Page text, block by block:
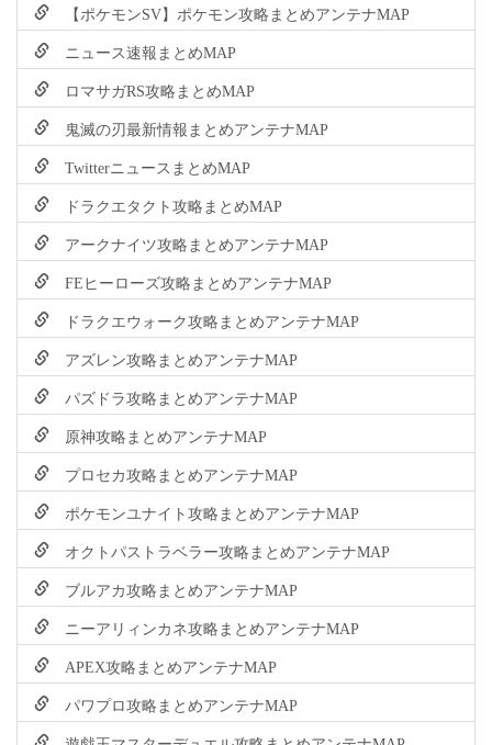
【ポケモンSV】ポケモン攻略まとめアンテナMAP
ニュース速報まとめMAP
ロマサガRS攻略まとめMAP
鬼滅の刃最新情報まとめアンテナMAP
TwitterニュースまとめMAP
ドラクエタクト攻略まとめMAP
アークナイツ攻略まとめアンテナMAP
FEヒーローズ攻略まとめアンテナMAP
ドラクエウォーク攻略まとめアンテナMAP
アズレン攻略まとめアンテナMAP
パズドラ攻略まとめアンテナMAP
原神攻略まとめアンテナMAP
プロセカ攻略まとめアンテナMAP
ポケモンユナイト攻略まとめアンテナMAP
オクトパストラベラー攻略まとめアンテナMAP
ブルアカ攻略まとめアンテナMAP
ニーアリィンカネ攻略まとめアンテナMAP
APEX攻略まとめアンテナMAP
パワプロ攻略まとめアンテナMAP